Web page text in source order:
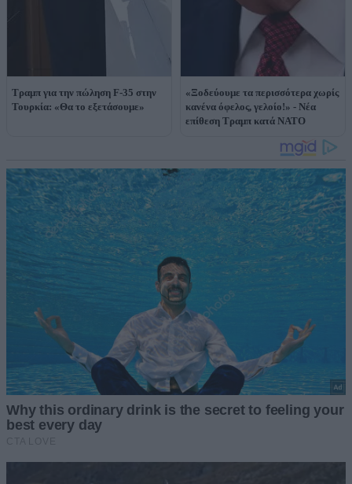
Τραμπ για την πώληση F-35 στην
Τουρκία: «Θα το εξετάσουμε»
«Ξοδεύουμε τα περισσότερα χωρίς
κανένα όφελος, γελοίο!» - Νέα
επίθεση Τραμπ κατά ΝΑΤΟ